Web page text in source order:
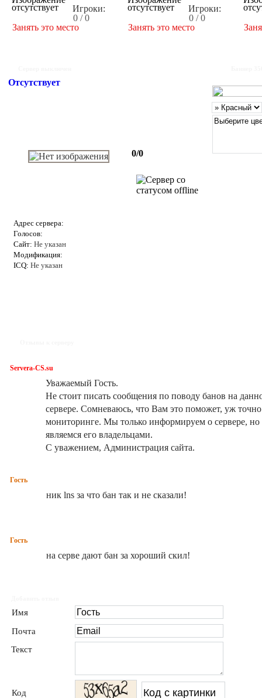
Игроки:
0 / 0
Занять это место
Игроки:
0 / 0
Занять это место
Отсутствует
0/0
Адрес сервера:
Голосов:
Сайт: Не указан
Модификация:
ICQ: Не указан
Servera-CS.su
Уважаемый Гость.
Не стоит писать сообщения по поводу банов на
сервере. Сомневаюсь, что Вам это поможет, уж
мониторинге. Мы только информируем о сервере, но
являемся его владельцами.
С уважением, Администрация сайта.
Гость
ник lns за что бан так и не сказали!
Гость
на серве дают бан за хороший скил!
Имя
Почта
Текст
Код